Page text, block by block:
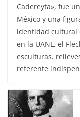
Cadereyta», fue
México y una
identidad cultural
en la UANL, el
esculturas,
referente